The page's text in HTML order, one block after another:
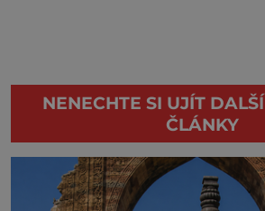
NENECHTE SI UJÍT
ČLÁNKY